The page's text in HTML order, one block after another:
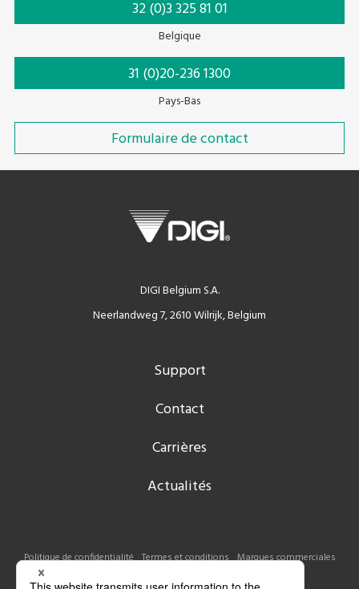
32 (0)3 325 81 01
Belgique
31 (0)20-236 1300
Pays-Bas
Formulaire de contact
DIGI Belgium S.A.
Neerlandweg 7, 2610 Wilrijk, Belgium
Support
Contact
Carrières
Actualités
Politique de confidentialité Termes et conditions Marques commerciales